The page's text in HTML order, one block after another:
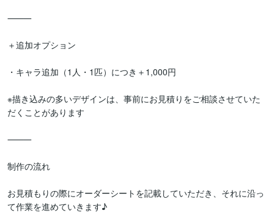
⸻
＋追加オプション
・キャラ追加（1人・1匹）につき＋1,000円
※描き込みの多いデザインは、事前にお見積りをご相談させていた
だくことがあります
⸻
制作の流れ
お見積もりの際にオーダーシートを記載していただき、それに沿っ
て作業を進めていきます♪